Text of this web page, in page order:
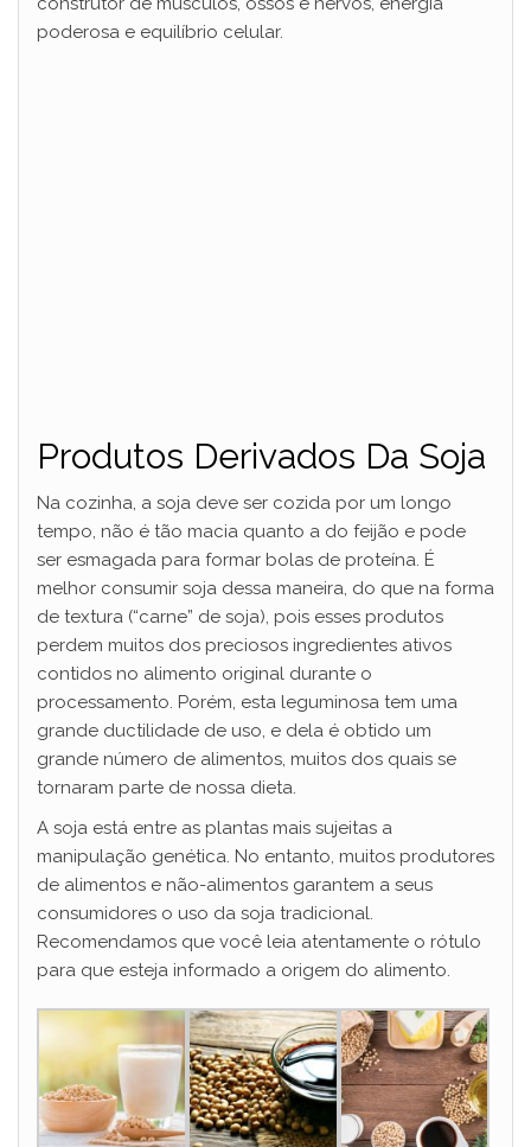
poderosa e equilíbrio celular.
Produtos Derivados Da Soja
Na cozinha, a soja deve ser cozida por um longo
tempo, não é tão macia quanto a do feijão e pode
ser esmagada para formar bolas de proteína. É
melhor consumir soja dessa maneira, do que na forma
de textura (“carne” de soja), pois esses produtos
perdem muitos dos preciosos ingredientes ativos
contidos no alimento original durante o
processamento. Porém, esta leguminosa tem uma
grande ductilidade de uso, e dela é obtido um
grande número de alimentos, muitos dos quais se
tornaram parte de nossa dieta.
A soja está entre as plantas mais sujeitas a
manipulação genética. No entanto, muitos produtores
de alimentos e não-alimentos garantem a seus
consumidores o uso da soja tradicional.
Recomendamos que você leia atentamente o rótulo
para que esteja informado a origem do alimento.